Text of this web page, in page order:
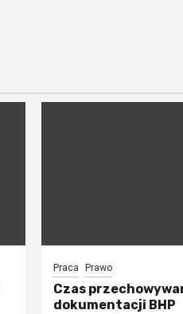
Praca Prawo
Czas
dokumentacji BHP